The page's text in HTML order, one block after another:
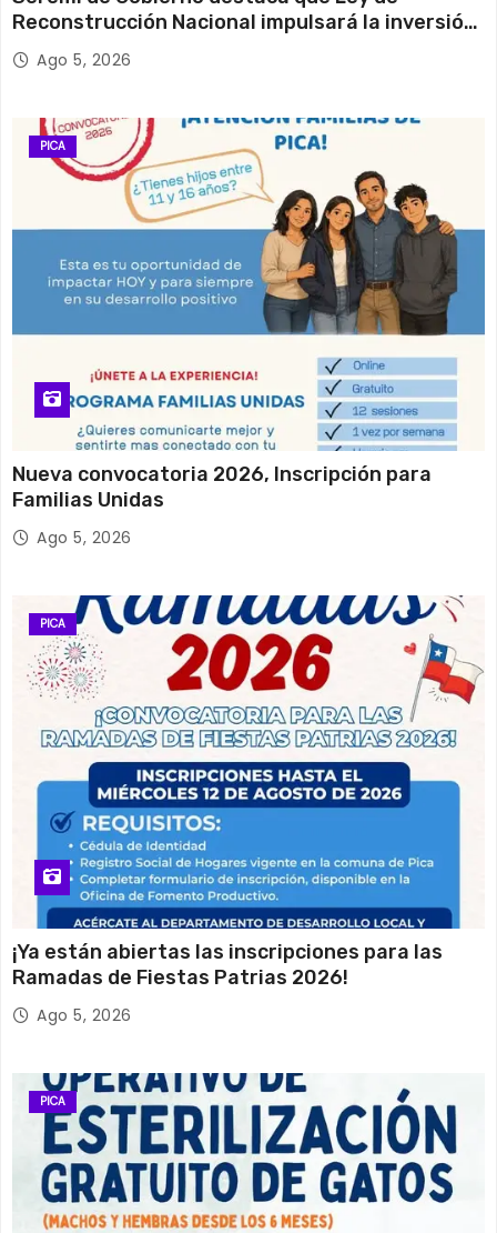
n
r
a
d
a
s
Reconstrucción Nacional impulsará la inversión
y el empleo en Tarapacá
Ago 5, 2026
PICA
Nueva convocatoria 2026, Inscripción para
Familias Unidas
Ago 5, 2026
PICA
¡Ya están abiertas las inscripciones para las
Ramadas de Fiestas Patrias 2026!
Ago 5, 2026
PICA